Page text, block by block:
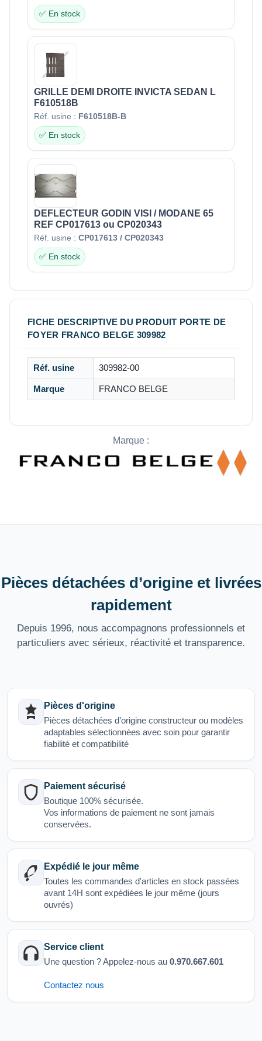
✅ En stock
GRILLE DEMI DROITE INVICTA SEDAN L
F610518B
Réf. usine : F610518B-B
✅ En stock
DEFLECTEUR GODIN VISI / MODANE 65
REF CP017613 ou CP020343
Réf. usine : CP017613 / CP020343
✅ En stock
FICHE DESCRIPTIVE DU PRODUIT PORTE DE
FOYER FRANCO BELGE 309982
Réf. usine 309982-00
Marque FRANCO BELGE
Marque :
Pièces détachées d’origine et livrées
rapidement
Depuis 1996, nous accompagnons professionnels et
particuliers avec sérieux, réactivité et transparence.
Pièces d'origine
Pièces détachées d’origine constructeur ou modèles
adaptables sélectionnées avec soin pour garantir
fiabilité et compatibilité
Paiement sécurisé
Boutique 100% sécurisée.
Vos informations de paiement ne sont jamais
conservées.
Expédié le jour même
Toutes les commandes d'articles en stock passées
avant 14H sont expédiées le jour même (jours
ouvrés)
Service client
Une question ? Appelez-nous au 0.970.667.601
Contactez nous